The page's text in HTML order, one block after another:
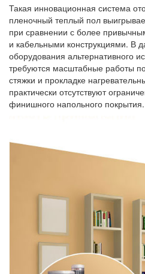
Такая инновационная система
пленочный теплый пол
при сравнении с более
и кабельными конструкциями. В
оборудования альтернативного
требуются масштабные работы
стяжки и прокладке
практически отсутствуют
финишного напольного покрытия.